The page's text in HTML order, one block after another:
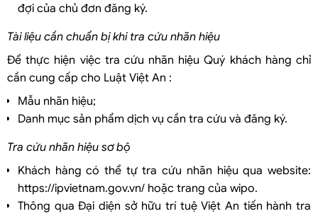
đợi của chủ đơn đăng ký.
Tài liệu cần chuẩn bị khi tra cứu nhãn hiệu
Để thực hiện việc tra cứu nhãn hiệu Quý khách hàng chỉ
cần cung cấp cho Luật Việt An :
Mẫu nhãn hiệu;
Danh mục sản phẩm dịch vụ cần tra cứu và đăng ký.
Tra cứu nhãn hiệu sơ bộ
Khách hàng có thể tự tra cứu nhãn hiệu qua website:
https://ipvietnam.gov.vn/ hoặc trang của wipo.
Thông qua Đại diện sở hữu trí tuệ Việt An tiến hành tra